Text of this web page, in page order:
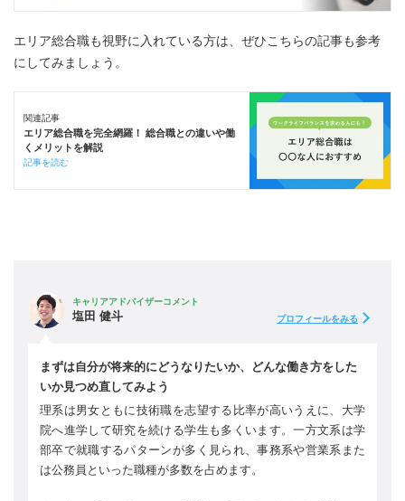
エリア総合職も視野に入れている方は、ぜひこちらの記事も参考
にしてみましょう。
関連記事
エリア総合職を完全網羅！ 総合職との違いや働
くメリットを解説
記事を読む
キャリアアドバイザーコメント
塩田 健斗 プロフィールをみる
まずは自分が将来的にどうなりたいか、どんな働き方をした
いか見つめ直してみよう
理系は男女ともに技術職を志望する比率が高いうえに、大学
院へ進学して研究を続ける学生も多くいます。一方文系は学
部卒で就職するパターンが多く見られ、事務系や営業系また
は公務員といった職種が多数を占めます。